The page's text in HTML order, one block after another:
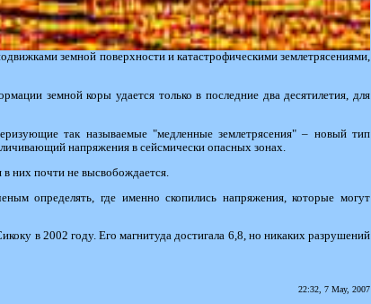
земной поверхности и катастрофическими землетрясениями,
земной коры удается только в последние два десятилетия, для
так называемые "медленные землетрясения" – новый тип
напряжения в сейсмически опасных зонах.
них почти не высвобождается.
определять, где именно скопились напряжения, которые могут
в 2002 году. Его магнитуда достигала 6,8, но никаких разрушений
22:32, 7 May, 2007